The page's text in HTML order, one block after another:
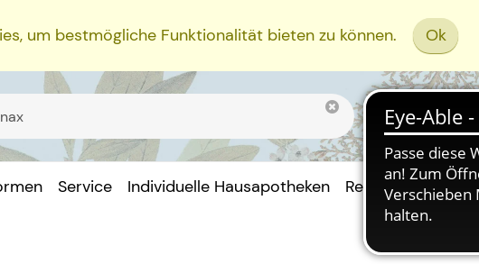
um bestmögliche Funktionalität bieten zu können. Ok
Service Individuelle Hausapotheken Rezept Einreichen